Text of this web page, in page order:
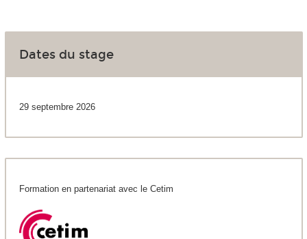
Dates du stage
29 septembre 2026
Formation en partenariat avec le Cetim